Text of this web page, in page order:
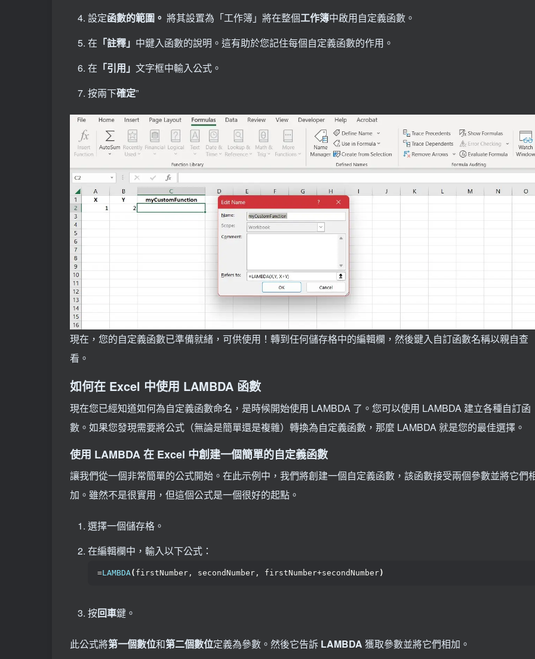
設定函數的範圍。 將其設置為「工作簿」將在整個工作簿中啟用自定義函數。
在 「註釋」 中鍵入函數的說明。這有助於您記住每個自定義函數的作用。
在 「引用」 文字框中輸入公式。
按兩下確定”
現在，您的自定義函數已準備就緒，可供使用！轉到任何儲存格中的編輯欄，然後鍵入自訂函數名稱以親自查
看。
如何在 Excel 中使用 LAMBDA 函數
現在您已經知道如何為自定義函數命名，是時候開始使用 LAMBDA 了。您可以使用 LAMBDA 建立各種自訂函
數。如果您發現需要將公式（無論是簡單還是複雜）轉換為自定義函數，那麼 LAMBDA 就是您的最佳選擇。
使用 LAMBDA 在 Excel 中創建一個簡單的自定義函數
讓我們從一個非常簡單的公式開始。在此示例中，我們將創建一個自定義函數，該函數接受兩個參數並將它們
加。雖然不是很實用，但這個公式是一個很好的起點。
選擇一個儲存格。
在編輯欄中，輸入以下公式：
=LAMBDA ( firstNumber, secondNumber, firstNumber+secondNumber)
按回車鍵。
此公式將第一個數位和第二個數位定義為參數。然後它告訴 LAMBDA 獲取參數並將它們相加。